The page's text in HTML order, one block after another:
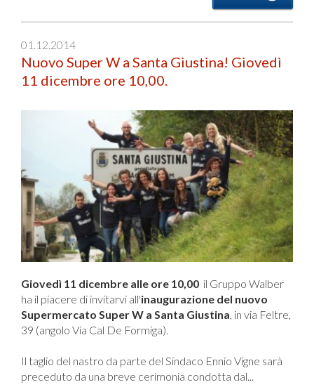
01.12.2014
Nuovo Super W a Santa Giustina! Giovedì
11 dicembre ore 10,00.
Giovedì 11 dicembre alle ore 10,00 il Gruppo Walber
ha il piacere di invitarvi all'inaugurazione del nuovo
Supermercato Super W a Santa Giustina , in via Feltre,
39 (angolo Via Cal De Formiga).
Il taglio del nastro da parte del Sindaco Ennio Vigne sarà
preceduto da una breve cerimonia condotta dal...